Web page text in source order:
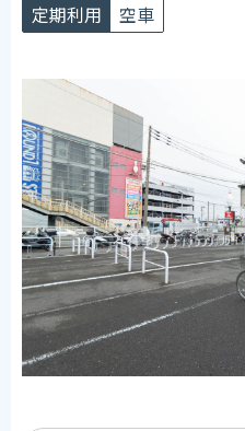
定期利用 空車